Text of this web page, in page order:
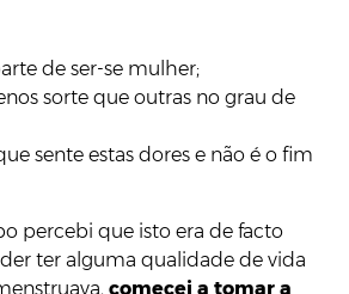
de ser-se mulher;
sorte que outras no grau de
sente estas dores e não é o fim
percebi que isto era de facto
ter alguma qualidade de vida
comecei a tomar a